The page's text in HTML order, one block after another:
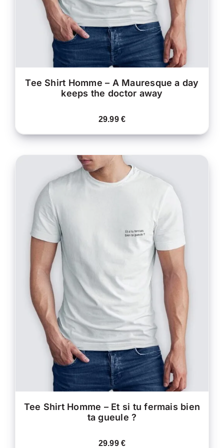
PEUVENT
ÊTRE
CHOISIES
SUR
LA
PAGE
DU
Tee Shirt Homme – A Mauresque a day
keeps the doctor away
29.99€
CHOIX DES OPTIONS
PRODUIT
PLUSIEURS
VARIATIONS.
LES
OPTIONS
PEUVENT
ÊTRE
CHOISIES
SUR
LA
PAGE
DU
DÉTAILS
Tee Shirt Homme – Et si tu fermais bien
ta gueule ?
29.99€